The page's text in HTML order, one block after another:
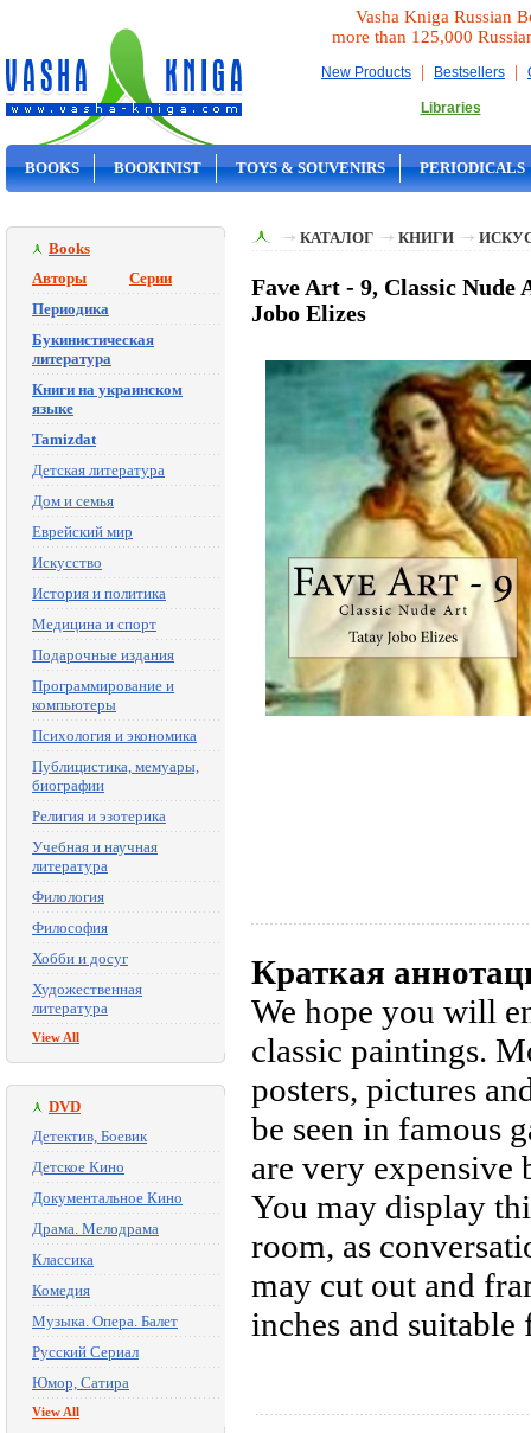
Vasha Kniga Russian
more than 125,000
New Products | Bestsellers |
Libraries
BOOKS BOOKINIST TOYS & SOUVENIRS PERIODICALS
Books
Авторы
Серии
Периодика
Букинистическая
литература
Книги на украинском
языке
Tamizdat
Детская литература
Дом и семья
Еврейский мир
Искусство
История и политика
Медицина и спорт
Подарочные издания
Программирование и
компьютеры
Психология и экономика
Публицистика, мемуары,
биографии
Религия и эзотерика
Учебная и научная
литература
Филология
Философия
Хобби и досуг
Художественная
литература
View All
DVD
Детектив, Боевик
Детское Кино
Документальное Кино
Драма. Мелодрама
Классика
Комедия
Музыка. Опера. Балет
Русский Сериал
Юмор, Сатира
View All
КАТАЛОГ КНИГИ
Fave Art - 9, Classic
Jobo Elizes
Краткая
We hope you will
classic paintings.
posters, pictures
be seen in famous
are very expensive
You may display
room, as
may cut out and
inches and